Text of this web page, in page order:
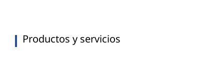
Productos y servicios